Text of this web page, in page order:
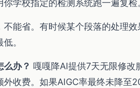
学校指定的检测系统跑一遍复检
不能省。有时候某个段落的处理
。
么办？ 嘎嘎降AI提供7天无限修改
外收费。如果AIGC率最终未降至